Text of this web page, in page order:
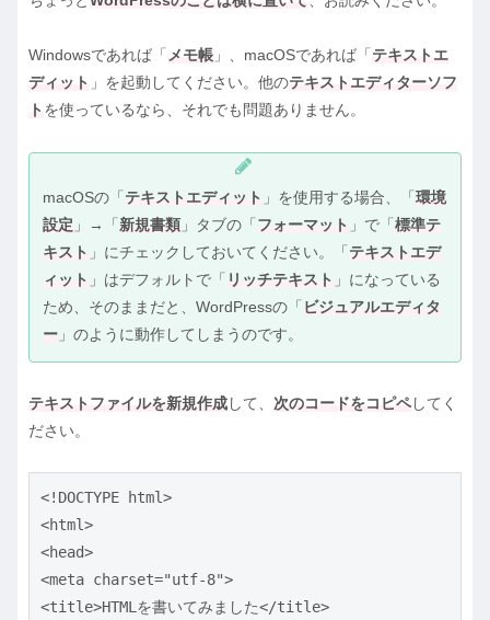
Windowsであれば「 メモ帳 」、macOSであれば「 テキストエ
ディット 」を起動してください。他のテキストエディターソフ
ト を使っているなら、それでも問題ありません。
macOSの「 テキストエディット 」を使用する場合、「 環境
設定 」→「 新規書類 」タブの「 フォーマット 」で「 標準テ
キスト 」にチェックしておいてください。「 テキストエデ
ィット 」はデフォルトで「 リッチテキスト 」になっている
ため、そのままだと、WordPressの「 ビジュアルエディタ
ー 」のように動作してしまうのです。
テキストファイルを新規作成して、 次のコードをコピペしてく
ださい。
<!DOCTYPE html>
<html>
<head>
<meta charset="utf-8">
<title>HTMLを書いてみました</title>